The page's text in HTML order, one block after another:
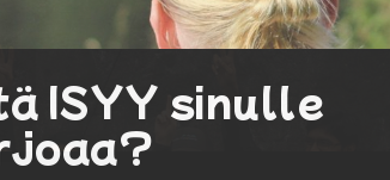
ISYY sinulle
yhteisö,
voi